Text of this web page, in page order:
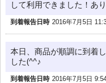
して利用できました！あ
到着報告日時 2016年7月5日
本日、商品が順調に到着
した(^^♪
到着報告日時 2016年7月5日